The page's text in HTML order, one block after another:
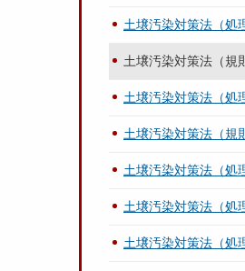
土壌汚染対策法（
土壌汚染対策法（
土壌汚染対策法（
土壌汚染対策法（
土壌汚染対策法（
土壌汚染対策法（
土壌汚染対策法（